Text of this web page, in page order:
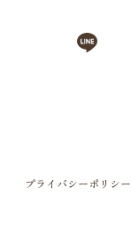
プライバシーポリシー